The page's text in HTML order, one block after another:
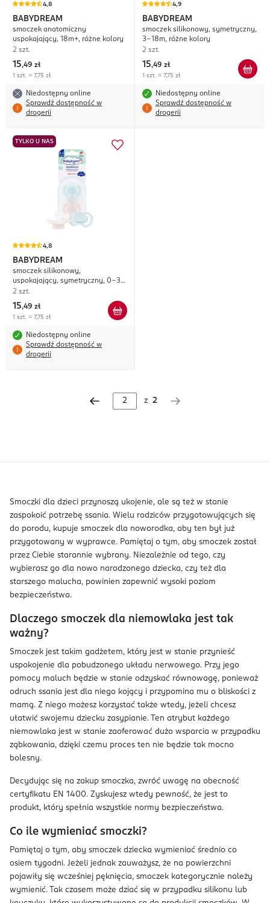
4,8
BABYDREAM
smoczek anatomiczny
uspokajający, 18m+, różne kolory
2 szt.
15,49 zł
1 szt. = 7,75 zł
Niedostępny online
Sprawdź dostępność w
drogerii
4,9
BABYDREAM
smoczek silikonowy, symetryczny,
3-18m, różne kolory
2 szt.
15,49 zł
1 szt. = 7,75 zł
Niedostępny online
Sprawdź dostępność w
drogerii
TYLKO U NAS
4,8
BABYDREAM
smoczek silikonowy,
uspokajający, symetryczny, 0-3m,
różne kolory
2 szt.
15,49 zł
1 szt. = 7,75 zł
Niedostępny online
Sprawdź dostępność w
drogerii
z 2
Smoczki dla dzieci przynoszą ukojenie, ale są też w stanie
zaspokoić potrzebę ssania. Wielu rodziców przygotowujących się
do porodu, kupuje smoczek dla noworodka, aby ten był już
przygotowany w wyprawce. Pamiętaj o tym, aby smoczek został
przez Ciebie starannie wybrany. Niezależnie od tego, czy
wybierasz go dla nowo narodzonego dziecka, czy też dla
starszego malucha, powinien zapewnić wysoki poziom
bezpieczeństwa.
Dlaczego smoczek dla niemowlaka jest tak
ważny?
Smoczek jest takim gadżetem, który jest w stanie przynieść
uspokojenie dla pobudzonego układu nerwowego. Przy jego
pomocy maluch będzie w stanie odzyskać równowagę, ponieważ
odruch ssania jest dla niego kojący i przypomina mu o bliskości z
mamą. Z niego możesz korzystać także wtedy, jeżeli chcesz
ułatwić swojemu dziecku zasypianie. Ten atrybut każdego
niemowlaka jest w stanie zaoferować dużo wsparcia w przypadku
ząbkowania, dzięki czemu proces ten nie będzie tak mocno
bolesny.
Decydując się na zakup smoczka, zwróć uwagę na obecność
certyfikatu EN 1400. Zyskujesz wtedy pewność, że jest to
produkt, który spełnia wszystkie normy bezpieczeństwa.
Co ile wymieniać smoczki?
Pamiętaj o tym, aby smoczek dziecka wymieniać średnio co
osiem tygodni. Jeżeli jednak zauważysz, że na powierzchni
pojawiły się wcześniej pęknięcia, smoczek kategorycznie należy
wymienić. Tak czasem może dziać się w przypadku silikonu lub